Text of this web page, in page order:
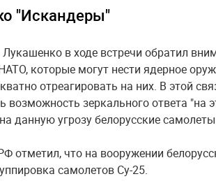
"Искандеры"
Лукашенко в ходе встречи обратил
которые могут нести ядерное
отреагировать на них. В этой
возможность зеркального ответа "на
данную угрозу белорусские
отметил, что на вооружении
самолетов Су-25.